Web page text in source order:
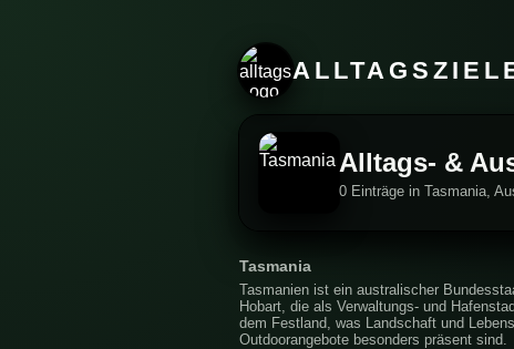
Alltags- &
0 Einträge in Tasmania,
Tasmania
Tasmanien ist ein australischer
Hobart, die als Verwaltungs- und
dem Festland, was Landschaft und
Outdoorangebote besonders präsent sind.